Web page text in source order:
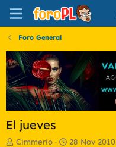
Foro General
El jueves
I
Cimmerio
F
28 Nov 2010